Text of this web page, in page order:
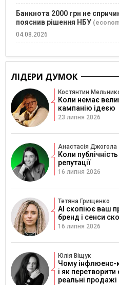
Банкнота 2000 грн не
пояснив рішення НБУ
04.08.2026
ЛІДЕРИ ДУМОК
Костянтин
Коли немає
кампанію ідеєю
23 липня 2026
Анастасія Джогола
Коли
репутації
16 липня 2026
Тетяна Грищенко
AI скопіює ваш
бренд і сенси
16 липня 2026
Юлія Віщук
Чому інфлюенс-
і як
реальні продажі